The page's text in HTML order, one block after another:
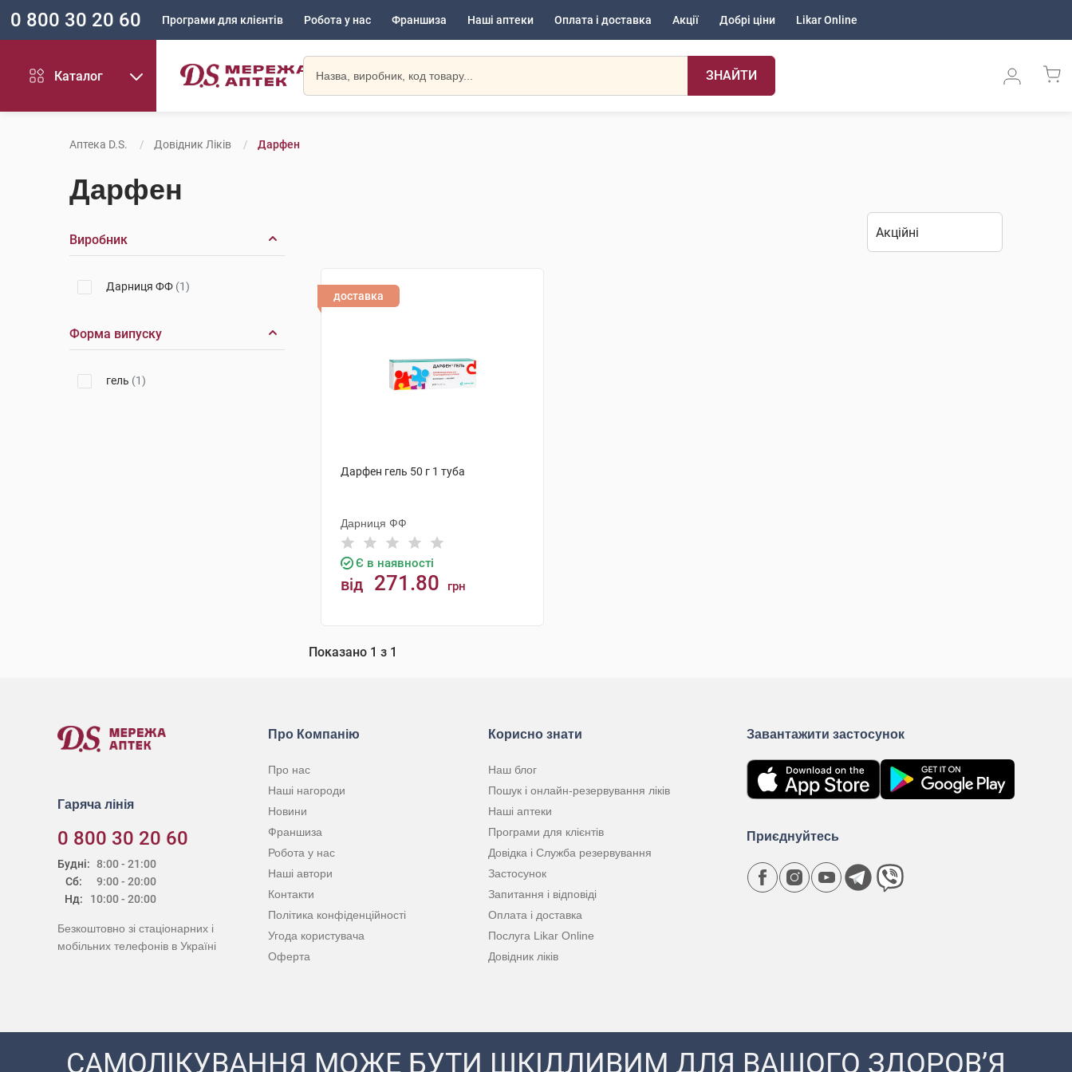
0 800 30 20 60 Програми для клієнтів Робота у нас Франшиза Наші аптеки Оплата і доставка Акції Добрі ціни Likar Online
Каталог ЗНАЙТИ
Аптека D.S. Довідник Ліків Дарфен
Дарфен
Виробник
Дарниця ФФ (1)
Форма випуску
гель (1)
доставка
Дарфен гель 50 г 1 туба
Дарниця ФФ
Є в наявності
від 271.80 грн
Показано 1 з 1
Гаряча лінія
0 800 30 20 60
Будні:
Сб:
Нд:
8:00 - 21:00
9:00 - 20:00
10:00 - 20:00
Безкоштовно зі стаціонарних і
мобільних телефонів в Україні
Про Компанію
Про нас
Наші нагороди
Новини
Франшиза
Робота у нас
Наші автори
Контакти
Політика конфіденційності
Угода користувача
Оферта
Корисно знати
Наш блог
Пошук і онлайн-резервування ліків
Наші аптеки
Програми для клієнтів
Довідка і Служба резервування
Застосунок
Запитання і відповіді
Оплата і доставка
Послуга Likar Online
Довідник ліків
Завантажити застосунок
Приєднуйтесь
САМОЛІКУВАННЯ МОЖЕ БУТИ ШКІДЛИВИМ ДЛЯ ВАШОГО ЗДОРОВ’Я